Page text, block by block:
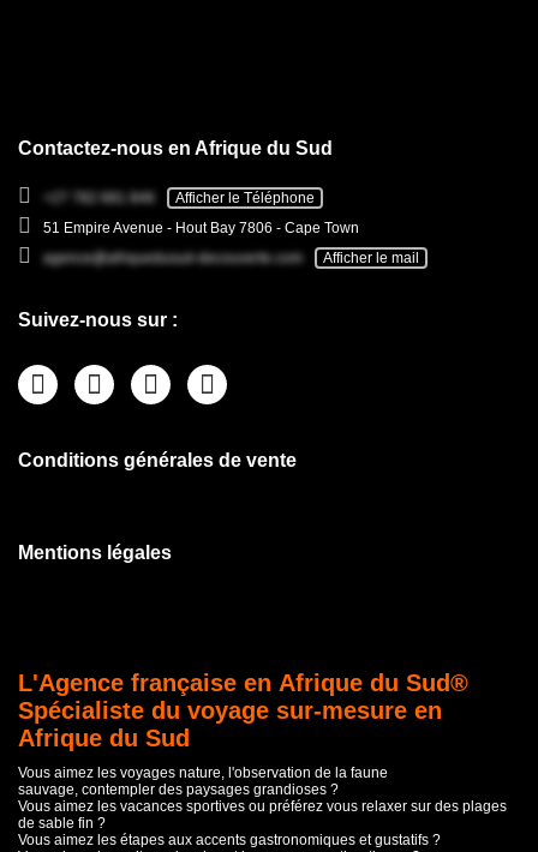
Contactez-nous en Afrique du Sud
+27 782 681 846
Afficher le Téléphone
51 Empire Avenue - Hout Bay 7806 - Cape Town
agence@afriquedusud-decouverte.com
Afficher le mail
Suivez-nous sur :
Conditions générales de vente
Mentions légales
L'Agence française en Afrique du Sud®
Spécialiste du voyage sur-mesure en
Afrique du Sud
Vous aimez les voyages nature, l'observation de la faune
sauvage, contempler des paysages grandioses ?
Vous aimez les vacances sportives ou préférez vous relaxer sur des plages
de sable fin ?
Vous aimez les étapes aux accents gastronomiques et gustatifs ?